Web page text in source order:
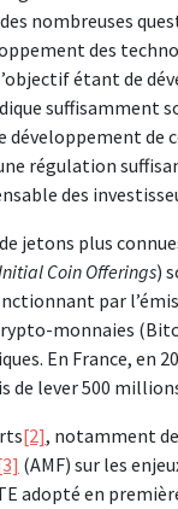
nombreuses
des
étant de
suffisamment
développement de
régulation
des
jetons plus
Coin Offerings)
par
monnaies
En France, en
de lever 500
[2], notamment
(AMF) sur les
adopté en